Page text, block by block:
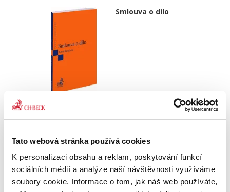
Tato webová stránka používá cookies
K personalizaci obsahu a reklam, poskytování funkcí
sociálních médií a analýze naší návštěvnosti využíváme
soubory cookie. Informace o tom, jak náš web používáte,
Smlouva o dílo
Ivana Štenglová
Publikace se zabývá právní úpravou smlouvy o
dílo v občanském zákoníku, včetně úpravy řady
souvisejících institutů (prodlení, odstoupení od
smlouvy apod.). Text doplňuje rozsáhlá sbírka
judikatury....